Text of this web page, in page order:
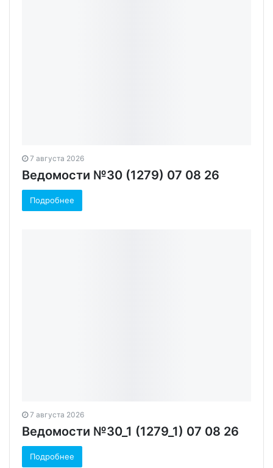
7 августа 2026
Ведомости №30 (1279) 07 08 26
Подробнее
7 августа 2026
Ведомости №30_1 (1279_1) 07 08 26
Подробнее